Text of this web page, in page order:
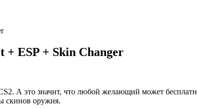
+ ESP + Skin Changer
А это значит, что любой желающий может
скинов оружия.